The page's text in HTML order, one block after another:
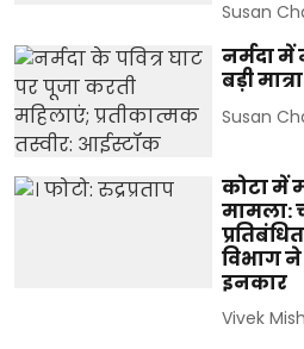
Susan
नर्मदा में
बड़ी
Susan
कोटा में
मामला:
विभाग ने
इनकार
Vivek